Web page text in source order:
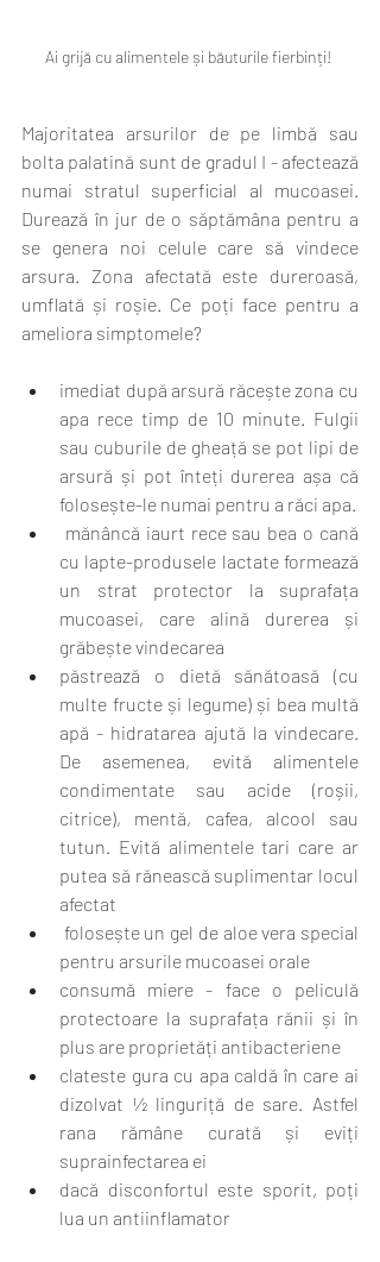
Ai grijă cu alimentele și băuturile fierbinți!
Majoritatea arsurilor de pe limbă sau
bolta palatină sunt de gradul I - afectează
numai stratul superficial al mucoasei.
Durează în jur de o săptămâna pentru a
se genera noi celule care să vindece
arsura. Zona afectată este dureroasă,
umflată și roșie. Ce poți face pentru a
ameliora simptomele?
imediat după arsură răcește zona cu
apa rece timp de 10 minute. Fulgii
sau cuburile de gheață se pot lipi de
arsură și pot înteți durerea așa că
cu lapte-produsele lactate formează
un strat protector la suprafața
mucoasei, care alină durerea și
grăbește vindecarea
păstrează o dietă sănătoasă (cu
multe fructe și legume) și bea multă
apă - hidratarea ajută la vindecare.
De asemenea, evită alimentele
condimentate sau acide (roșii,
citrice), mentă, cafea, alcool sau
tutun. Evită alimentele tari care ar
putea să rănească suplimentar locul
afectat
pentru arsurile mucoasei orale
consumă miere - face o peliculă
protectoare la suprafața rănii și în
plus are proprietăți antibacteriene
clateste gura cu apa caldă în care ai
dizolvat ½ linguriță de sare. Astfel
rana rămâne curată și eviți
suprainfectarea ei
dacă disconfortul este sporit, poți
lua un antiinflamator